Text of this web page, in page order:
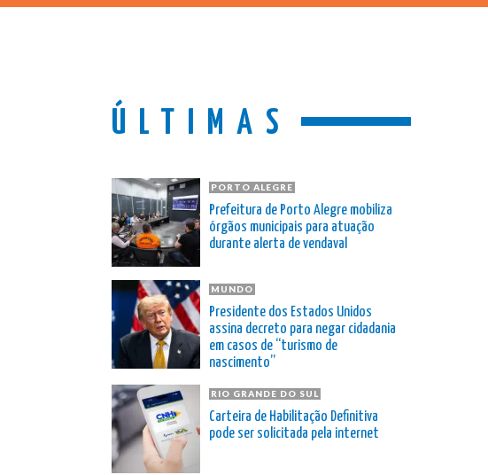
ÚLTIMAS
PORTO ALEGRE
Prefeitura de Porto Alegre mobiliza
órgãos municipais para atuação
durante alerta de vendaval
MUNDO
Presidente dos Estados Unidos
assina decreto para negar cidadania
em casos de “turismo de
nascimento”
RIO GRANDE DO SUL
Carteira de Habilitação Definitiva
pode ser solicitada pela internet